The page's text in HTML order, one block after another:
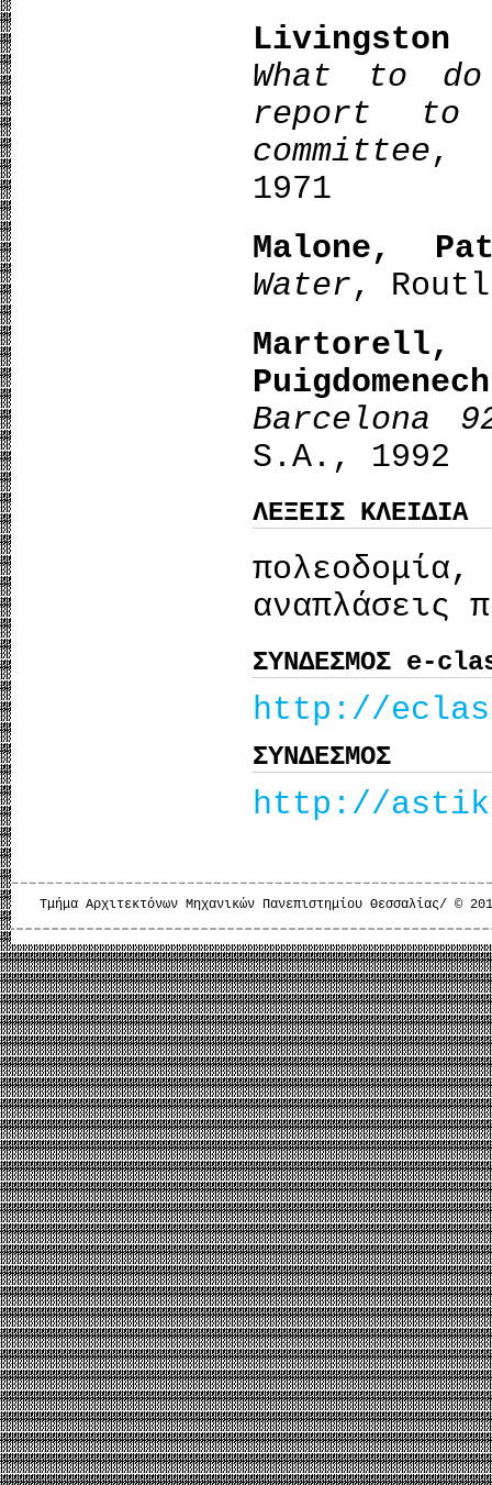
Livingston
What to
report to
committee,
1971
Malone,
Water,
Puigdomenech
Barcelona
S.A., 1992
ΛΕΞΕΙΣ ΚΛΕΙΔΙΑ
αναπλάσεις
ΣΥΝΔΕΣΜΟΣ e-
http://
ΣΥΝΔΕΣΜΟΣ
http://
Τμήμα Αρχιτεκτόνων Μηχανικών Πανεπιστημίου Θεσσαλίας/ ©